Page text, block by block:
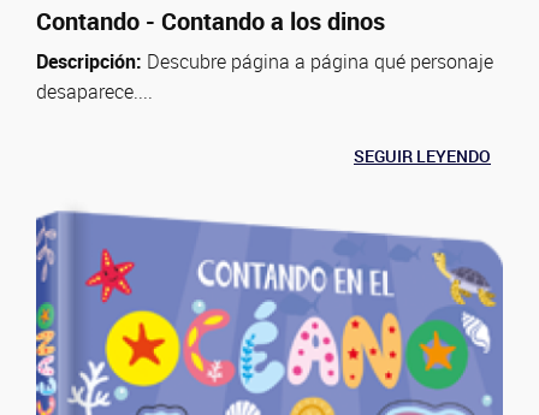
Contando - Contando a los dinos
Descripción: Descubre página a página qué personaje
desaparece....
SEGUIR LEYENDO